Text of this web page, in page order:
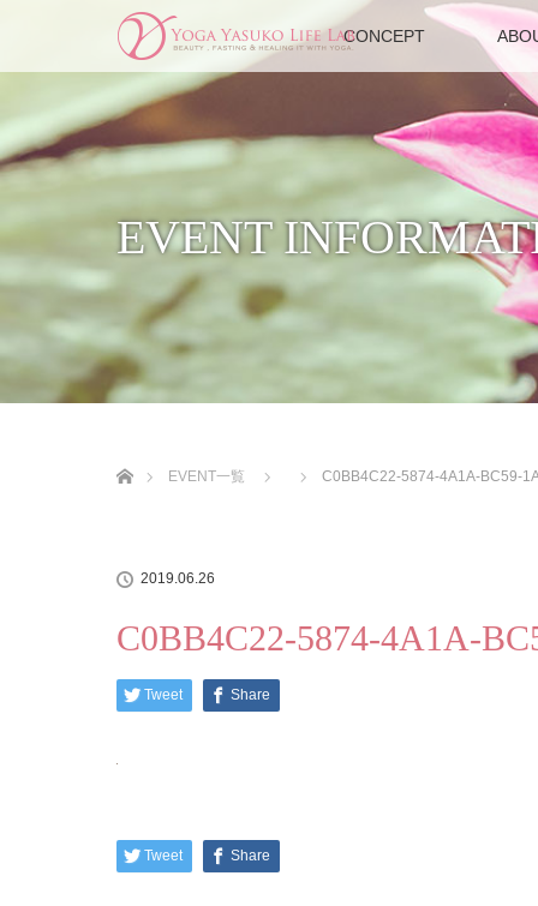
CONCEPT
EVENT
EVENT一覧
C0BB4C22-5874-4A1A-BC59-
2019.06.26
C0BB4C22-5874-4A1A-
Tweet Share
Tweet Share